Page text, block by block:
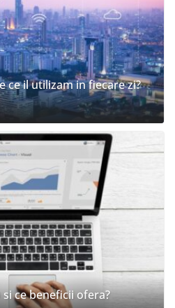
ce il utilizam in fiecare zi?
ce beneficii ofera?